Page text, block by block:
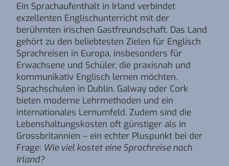
Ein Sprachaufenthalt in Irland verbindet
exzellenten Englischunterricht mit der
berühmten irischen Gastfreundschaft. Das Land
gehört zu den beliebtesten Zielen für Englisch
Sprachreisen in Europa, insbesonders für
Erwachsene und Schüler, die praxisnah und
kommunikativ Englisch lernen möchten.
Sprachschulen in Dublin, Galway oder Cork
bieten moderne Lehrmethoden und ein
internationales Lernumfeld. Zudem sind die
Lebenshaltungskosten oft günstiger als in
Grossbritannien – ein echter Pluspunkt bei der
Frage: Wie viel kostet eine Sprachreise nach
Irland?